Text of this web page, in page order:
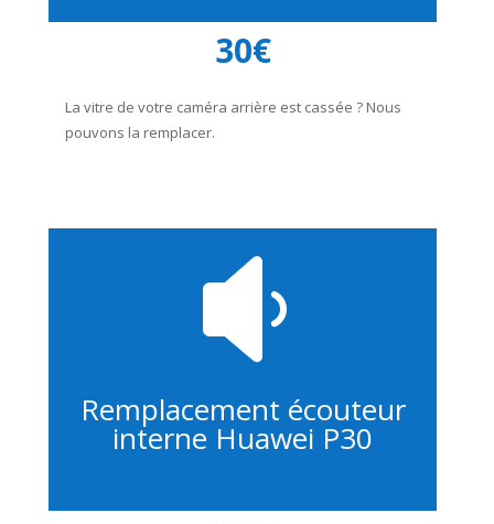
30€
La vitre de votre caméra arrière est cassée ? Nous
pouvons la remplacer.

Remplacement écouteur
interne Huawei P30